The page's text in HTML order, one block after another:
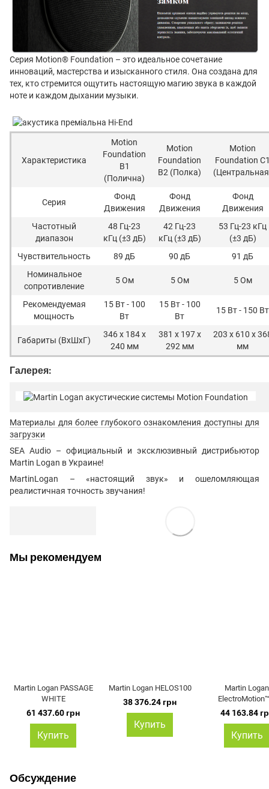
Серия Motion® Foundation – это идеальное сочетание
инноваций, мастерства и изысканного стиля. Она создана для
тех, кто стремится ощутить настоящую магию звука в каждой
ноте и каждом дыхании музыки.
Характеристика
Motion
Foundation
B1
(Полична)
Motion
Foundation
B2 (Полка)
Motion
Foundation
Серия
Фонд
Движения
Фонд
Движения
Фонд
Движения
Частотный
диапазон
48 Гц-23
кГц (±3 дБ)
42 Гц-23
кГц (±3 дБ)
53 Гц-23 кГц
(±3 дБ)
Чувствительность
89 дБ 90 дБ
91 дБ
Номинальное
сопротивление
5 Ом 5 Ом 5 Ом
Рекомендуемая
мощность
15 Вт - 100
Вт
15 Вт - 100
Вт
15 Вт - 150 Вт
Габариты (ВxШxГ)
346 х 184 х
240 мм
381 x 197 x
292 мм
203 х 610 х
мм
Галерея:
Материалы для более глубокого ознакомления доступны для
загрузки
SEA Audio – официальный и эксклюзивный дистрибьютор
Martin Logan в Украине!
MartinLogan – «настоящий звук» и ошеломляющая
реалистичная точность звучания!
Мы рекомендуем
Martin Logan PASSAGE
WHITE
61 437.60 грн
Купить
Martin Logan HELOS100
38 376.24 грн
Купить
Martin Logan
44 163.84
Купить
Обсуждение